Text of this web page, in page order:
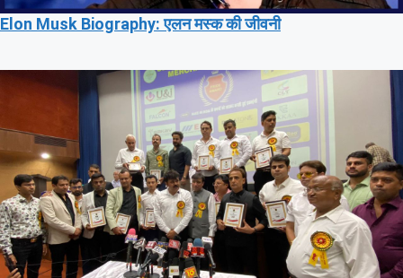
Elon Musk Biography: एलन मस्क की जीवनी